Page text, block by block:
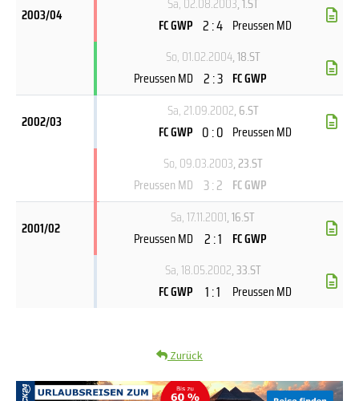
2003/04
FC GWP 2 : 4 Preussen MD
So, 01.02.2004, 18.ST
Preussen MD 2 : 3 FC GWP
2002/03
Sa, 21.09.2002, 6.ST
FC GWP 0 : 0 Preussen MD
So, 09.03.2003, 23.ST
Preussen MD 3 : 2 FC GWP
2001/02
Sa, 17.11.2001, 16.ST
Preussen MD 2 : 1 FC GWP
Sa, 18.05.2002, 33.ST
FC GWP 1 : 1 Preussen MD
Zurück